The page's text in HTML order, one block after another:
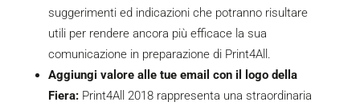
suggerimenti ed indicazioni che potranno risultare
utili per rendere ancora più efficace la sua
comunicazione in preparazione di Print4All.
Aggiungi valore alle tue email con il logo della
Fiera: Print4All 2018 rappresenta una straordinaria